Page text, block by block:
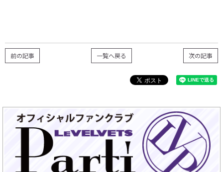
次の記事
一覧へ戻る
前の記事